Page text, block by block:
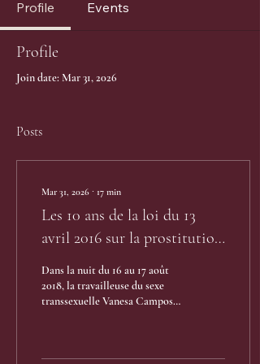
Profile Events
Profile
Join date: Mar 31, 2026
Posts
Mar 31, 2026 ∙ 17 min
Les 10 ans de la loi du 13
avril 2016 sur la prostitution
: bilan sociojuridique d’un
régime pénal étouffé sous ses
paradoxes
Dans la nuit du 16 au 17 août
2018, la travailleuse du sexe
transsexuelle Vanesa Campos a